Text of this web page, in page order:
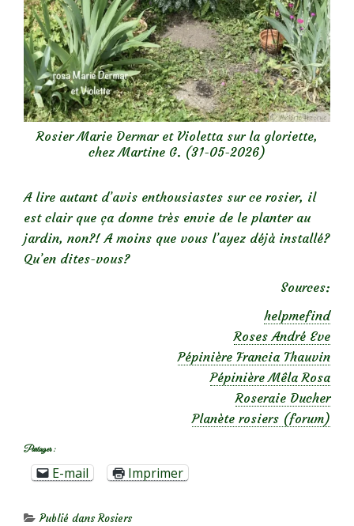
Rosier Marie Dermar et Violetta sur la gloriette,
chez Martine G. (31-05-2026)
A lire autant d’avis enthousiastes sur ce rosier, il
est clair que ça donne très envie de le planter au
jardin, non?! A moins que vous l’ayez déjà installé?
Qu’en dites-vous?
Sources:
helpmefind
Roses André Eve
Pépinière Francia Thauvin
Pépinière Mêla Rosa
Roseraie Ducher
Planète rosiers (forum)
Partager :
E-mail Imprimer
Publié dansRosiers